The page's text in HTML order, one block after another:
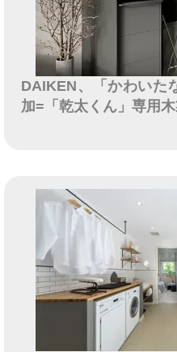
DAIKEN、「かわいた
加=「乾太くん」専用